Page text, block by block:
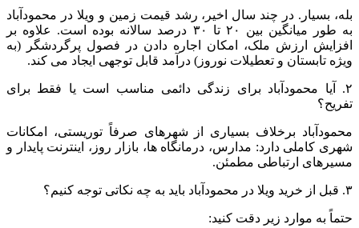
بله، بسیار. در چند سال اخیر، رشد قیمت زمین و ویلا در محمودآباد
به طور میانگین بین ۲۰ تا ۳۰ درصد سالانه بوده است. علاوه بر
افزایش ارزش ملک، امکان اجاره دادن در فصول پرگردشگر (به
ویژه تابستان و تعطیلات نوروز) درآمد قابل توجهی ایجاد می کند.
۲. آیا محمودآباد برای زندگی دائمی مناسب است یا فقط برای
تفریح؟
محمودآباد برخلاف بسیاری از شهرهای صرفاً توریستی، امکانات
شهری کاملی دارد: مدارس، درمانگاه ها، بازار روز، اینترنت پایدار و
مسیرهای ارتباطی مطمئن.
۳. قبل از خرید ویلا در محمودآباد باید به چه نکاتی توجه کنیم؟
حتماً به موارد زیر دقت کنید: